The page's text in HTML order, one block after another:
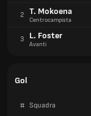
2 T. Mokoena
Centrocampista
3 L. Foster
Avanti
Gol
# Squadra